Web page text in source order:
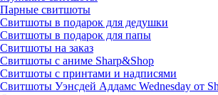
Парные свитшоты
Свитшоты в подарок для дедушки
Свитшоты в подарок для папы
Свитшоты на заказ
Свитшоты с аниме Sharp&Shop
Свитшоты с принтами и надписями
Свитшоты Уэнсдей Аддамс Wednesday от